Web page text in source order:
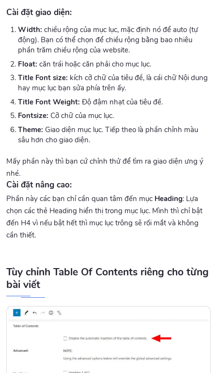
Cài đặt giao diện:
Width: chiều rộng của mục lục, mặc định nó để auto (tự
động). Bạn có thể chọn để chiều rộng bằng bao nhiêu
phần trăm chiều rộng của website.
Float: căn trái hoặc căn phải cho mục lục.
Title Font size: kích cỡ chữ của tiêu đề, là cái chữ Nội dung
hay mục lục bạn sửa phía trên ấy.
Title Font Weight: Độ đậm nhạt của tiêu đề.
Fontsize: Cỡ chữ của mục lục.
Theme: Giao diện mục lục. Tiếp theo là phần chỉnh màu
sâu hơn cho giao diện.
Mấy phần này thì bạn cứ chỉnh thử để tìm ra giao diện ưng ý
nhé.
Cài đặt nâng cao:
Phần này các bạn chỉ cần quan tâm đến mục Heading: Lựa
chọn các thẻ Heading hiển thị trong mục lục. Mình thì chỉ bật
đến H4 vì nếu bật hết thì mục lục trông sẽ rối mắt và không
cần thiết.
Tùy chỉnh Table Of Contents riêng cho từng
bài viết